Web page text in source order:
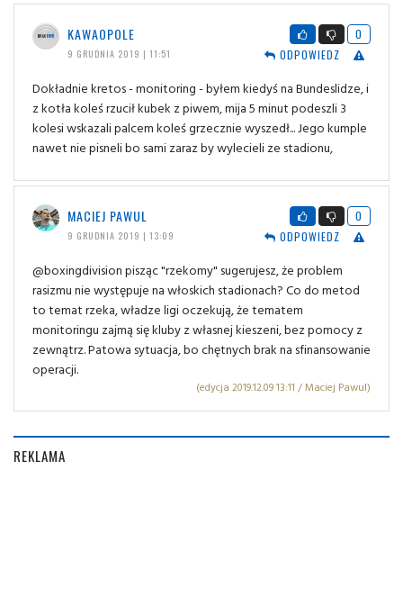
KAWAOPOLE
9 GRUDNIA 2019 | 11:51
0
ODPOWIEDZ
Dokładnie kretos - monitoring - byłem kiedyś na Bundeslidze, i
z kotła koleś rzucił kubek z piwem, mija 5 minut podeszli 3
kolesi wskazali palcem koleś grzecznie wyszedł... Jego kumple
nawet nie pisneli bo sami zaraz by wylecieli ze stadionu,
MACIEJ PAWUL
9 GRUDNIA 2019 | 13:09
0
ODPOWIEDZ
@boxingdivision pisząc "rzekomy" sugerujesz, że problem
rasizmu nie występuje na włoskich stadionach? Co do metod
to temat rzeka, władze ligi oczekują, że tematem
monitoringu zajmą się kluby z własnej kieszeni, bez pomocy z
zewnątrz. Patowa sytuacja, bo chętnych brak na sfinansowanie
operacji.
(edycja 2019.12.09 13:11 / Maciej Pawul)
REKLAMA